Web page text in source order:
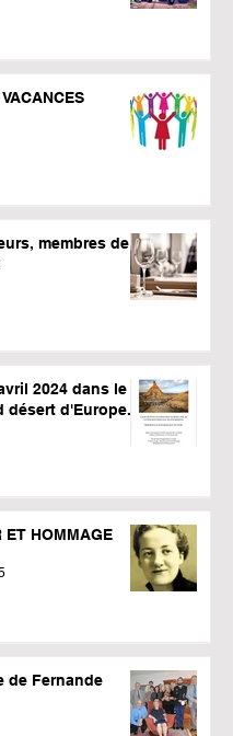
membres de
2024 dans le
désert d'Europe.
ET HOMMAGE
de Fernande